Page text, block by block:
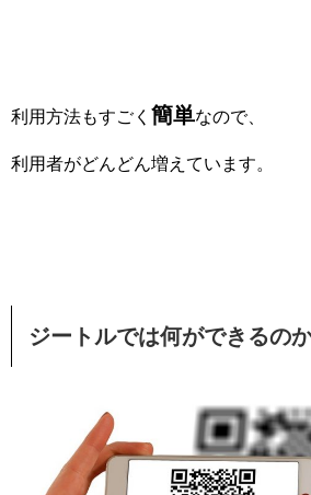
利用方法もすごく 簡単なので、
利用者がどんどん増えています。
ジートルでは何ができるの